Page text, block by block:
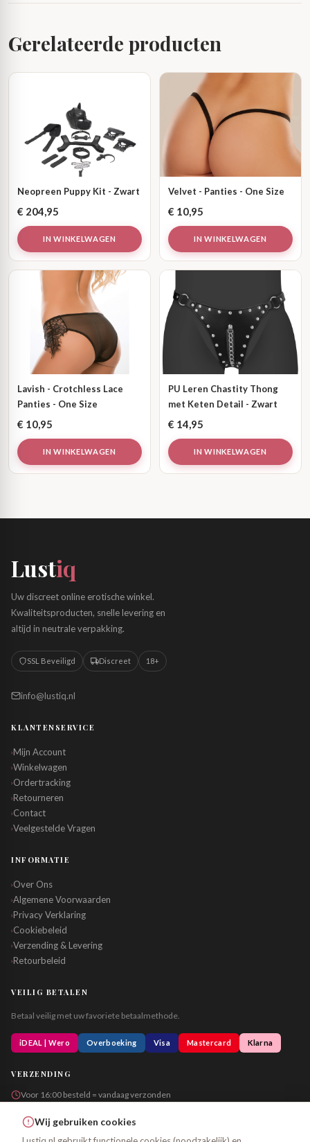
Gerelateerde producten
Neopreen Puppy Kit - Zwart
€ 204,95
IN WINKELWAGEN
Velvet - Panties - One Size
€ 10,95
IN WINKELWAGEN
Lavish - Crotchless Lace
Panties - One Size
€ 10,95
IN WINKELWAGEN
PU Leren Chastity Thong
met Keten Detail - Zwart
€ 14,95
IN WINKELWAGEN
Lustiq
Uw discreet online erotische winkel.
Kwaliteitsproducten, snelle levering en
altijd in neutrale verpakking.
SSL Beveiligd Discreet 18+
info@lustiq.nl
KLANTENSERVICE
›Mijn Account
›Winkelwagen
›Ordertracking
›Retourneren
›Contact
›Veelgestelde Vragen
INFORMATIE
›Over Ons
›Algemene Voorwaarden
›Privacy Verklaring
›Cookiebeleid
›Verzending & Levering
›Retourbeleid
VEILIG BETALEN
Betaal veilig met uw favoriete betaalmethode.
iDEAL | Wero Overboeking Visa Mastercard Klarna
VERZENDING
Voor 16:00 besteld = vandaag verzonden
Wij gebruiken cookies